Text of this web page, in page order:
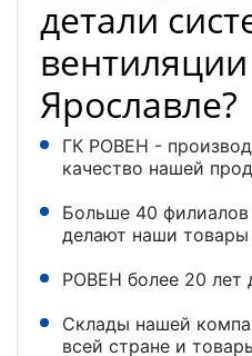
детали
Ярославле?
ГК РОВЕН -
качество нашей
Больше 40
делают наши
РОВЕН более 20 лет
Склады нашей
всей стране и